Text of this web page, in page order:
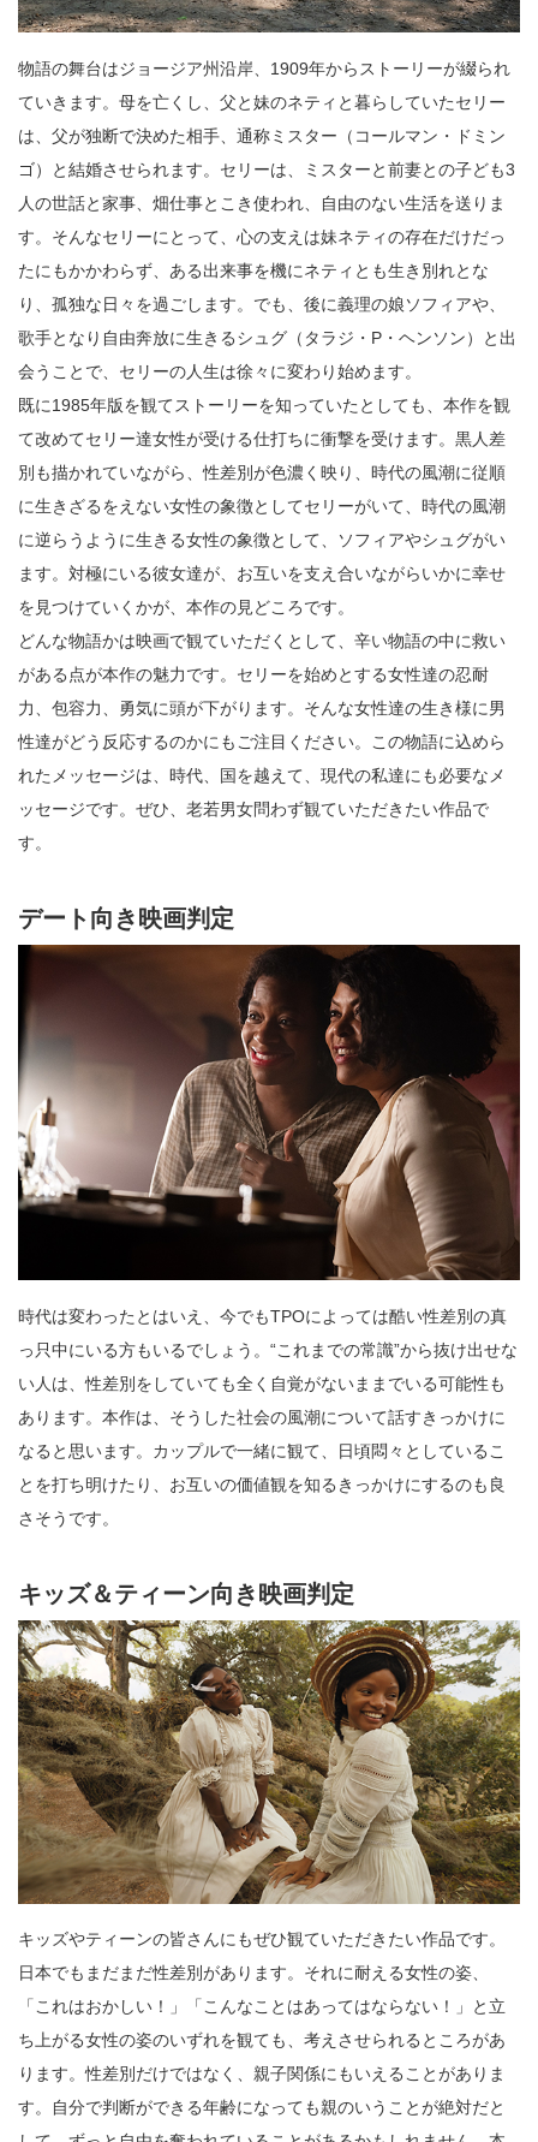
物語の舞台はジョージア州沿岸、1909年からストーリーが綴られ
ていきます。母を亡くし、父と妹のネティと暮らしていたセリー
は、父が独断で決めた相手、通称ミスター（コールマン・ドミン
ゴ）と結婚させられます。セリーは、ミスターと前妻との子ども3
人の世話と家事、畑仕事とこき使われ、自由のない生活を送りま
す。そんなセリーにとって、心の支えは妹ネティの存在だけだっ
たにもかかわらず、ある出来事を機にネティとも生き別れとな
り、孤独な日々を過ごします。でも、後に義理の娘ソフィアや、
歌手となり自由奔放に生きるシュグ（タラジ・P・ヘンソン）と出
会うことで、セリーの人生は徐々に変わり始めます。
既に1985年版を観てストーリーを知っていたとしても、本作を観
て改めてセリー達女性が受ける仕打ちに衝撃を受けます。黒人差
別も描かれていながら、性差別が色濃く映り、時代の風潮に従順
に生きざるをえない女性の象徴としてセリーがいて、時代の風潮
に逆らうように生きる女性の象徴として、ソフィアやシュグがい
ます。対極にいる彼女達が、お互いを支え合いながらいかに幸せ
を見つけていくかが、本作の見どころです。
どんな物語かは映画で観ていただくとして、辛い物語の中に救い
がある点が本作の魅力です。セリーを始めとする女性達の忍耐
力、包容力、勇気に頭が下がります。そんな女性達の生き様に男
性達がどう反応するのかにもご注目ください。この物語に込めら
れたメッセージは、時代、国を越えて、現代の私達にも必要なメ
ッセージです。ぜひ、老若男女問わず観ていただきたい作品で
す。
デート向き映画判定
時代は変わったとはいえ、今でもTPOによっては酷い性差別の真
っ只中にいる方もいるでしょう。“これまでの常識”から抜け出せな
い人は、性差別をしていても全く自覚がないままでいる可能性も
あります。本作は、そうした社会の風潮について話すきっかけに
なると思います。カップルで一緒に観て、日頃悶々としているこ
とを打ち明けたり、お互いの価値観を知るきっかけにするのも良
さそうです。
キッズ＆ティーン向き映画判定
キッズやティーンの皆さんにもぜひ観ていただきたい作品です。
日本でもまだまだ性差別があります。それに耐える女性の姿、
「これはおかしい！」「こんなことはあってはならない！」と立
ち上がる女性の姿のいずれを観ても、考えさせられるところがあ
ります。性差別だけではなく、親子関係にもいえることがありま
す。自分で判断ができる年齢になっても親のいうことが絶対だと